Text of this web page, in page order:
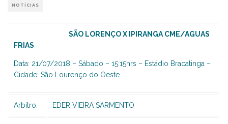
NOTÍCIAS
SÃO LORENÇO X IPIRANGA CME/AGUAS
FRIAS
Data: 21/07/2018 – Sábado – 15:15hrs – Estádio Bracatinga –
Cidade: São Lourenço do Oeste
Arbitro: EDER VIEIRA SARMENTO